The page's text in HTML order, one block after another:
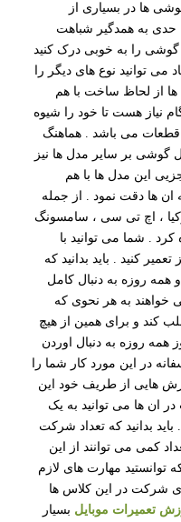
ها در بسیاری از
به همدگیر شباهت
گوشی را به خوبی درک کنید
می توانید نوع های دیگر را
ها از لحاظ ساخت با هم
نیاز هست تا خود را شیوه
می باشد . هماهنگ
گوشی بر سایر مدل ها نیز
این مدل ها با هم
ان ها دقت نمود . از جمله
، اچ تی سی ، سامسونگ
. شما می توانید با
کنید . باید بدانید که
همه روزه به دنبال کامل
خواهند به هر نحوی که
و برای همین از هیچ
همه روزه به دنبال اوردن
در این مورد کار شما را
هایی از طریف خود این
ان ها می توانید به یک
بدانید که تعداد شرکت
کمی می توانند از این
توانستید مهارت های لازم
شرکت در این کلاس ها
تعمیرات موبایل بسیار